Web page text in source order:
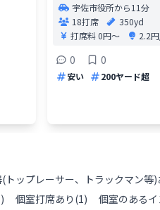
宇佐市役所から11分
18打席
350yd
打席料0円〜 2.2
0 0
安い 200ヤード超
トップレーサー、トラックマン等)
) 個室打席あり (1) 個室のある